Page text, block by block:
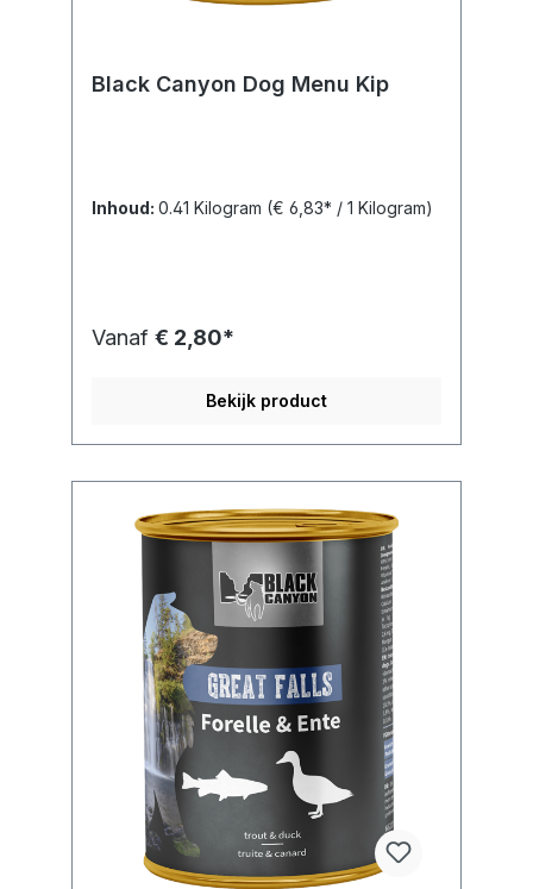
Black Canyon Dog Menu Kip
Inhoud: 0.41 Kilogram (€ 6,83* / 1 Kilogram)
Vanaf € 2,80*
Bekijk product